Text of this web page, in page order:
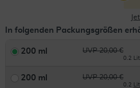
In folgenden Packungsgrößen
200 ml UVP 20,00 €
0.2
200 ml UVP 20,00 €
0.2